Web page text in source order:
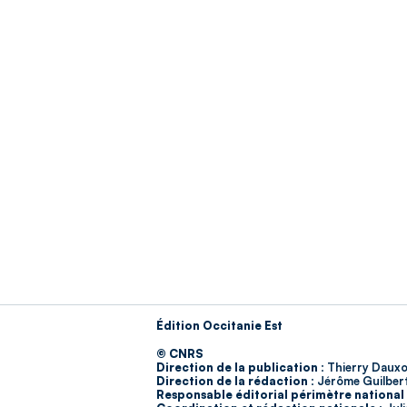
Édition Occitanie Est
© CNRS
Direction de la publication : Thierry
Direction de la rédaction : Jérôme
Responsable éditorial périmètre national